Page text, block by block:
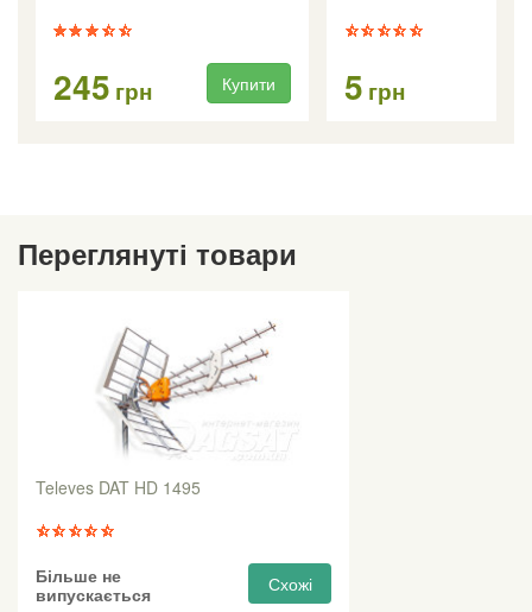
245 грн Купити 5 грн
Переглянуті товари
Televes DAT HD 1495
Більше не
випускається
Схожі